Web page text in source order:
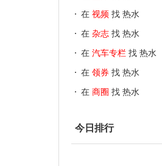
在 视频 找 热水
在 杂志 找 热水
在 汽车专栏 找 热水
在 领券 找 热水
在 商圈 找 热水
今日排行